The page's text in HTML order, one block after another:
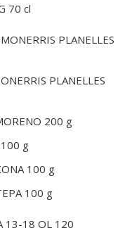
70 cl
PLANELLES
PLANELLES
200 g
g
100 g
100 g
13-18 OL 120